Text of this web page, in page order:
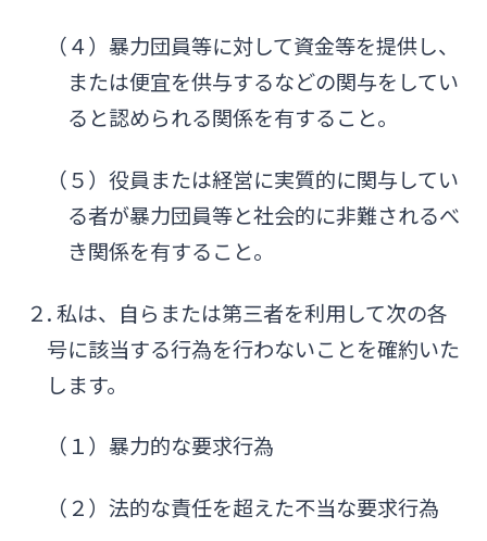
（４）暴力団員等に対して資金等を提供し、
または便宜を供与するなどの関与をしてい
ると認められる関係を有すること。
（５）役員または経営に実質的に関与してい
る者が暴力団員等と社会的に非難されるべ
き関係を有すること。
２. 私は、自らまたは第三者を利用して次の各
号に該当する行為を行わないことを確約いた
します。
（１）暴力的な要求行為
（２）法的な責任を超えた不当な要求行為